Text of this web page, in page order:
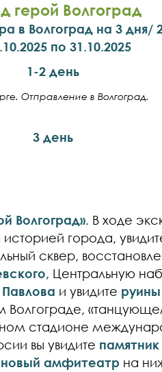
герой Волгоград
в Волгоград на 3 дня/
по 31.10.2025
1-2 день
Отправление в Волгоград.
3 день
Волгоград». В ходе
города,
сквер,
Центральную
и увидите
стадионе
вы увидите
новый амфитеатр на